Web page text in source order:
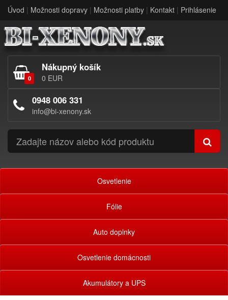
Úvod | Možnosti dopravy | Možnosti platby | Kontakt | Prihlásenie
0
Nákupný košík
0 EUR
0948 006 331
info@bi-xenony.sk
Osvetlenie
Fólie
Auto doplnky
Osvetlenie domácnosti
Akumulátory a UPS